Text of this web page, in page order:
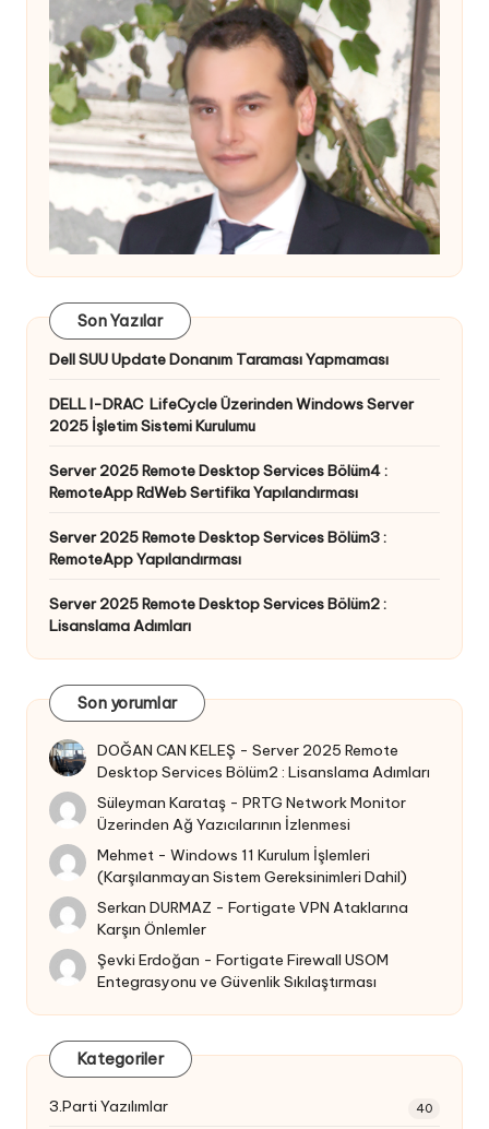
Son Yazılar
Dell SUU Update Donanım Taraması Yapmaması
DELL I-DRAC LifeCycle Üzerinden Windows Server
2025 İşletim Sistemi Kurulumu
Server 2025 Remote Desktop Services Bölüm4 :
RemoteApp RdWeb Sertifika Yapılandırması
Server 2025 Remote Desktop Services Bölüm3 :
RemoteApp Yapılandırması
Server 2025 Remote Desktop Services Bölüm2 :
Lisanslama Adımları
Son yorumlar
DOĞAN CAN KELEŞ -Server 2025 Remote
Desktop Services Bölüm2 : Lisanslama Adımları
Süleyman Karataş -PRTG Network Monitor
Üzerinden Ağ Yazıcılarının İzlenmesi
Mehmet -Windows 11 Kurulum İşlemleri
(Karşılanmayan Sistem Gereksinimleri Dahil)
Serkan DURMAZ -Fortigate VPN Ataklarına
Karşın Önlemler
Şevki Erdoğan -Fortigate Firewall USOM
Entegrasyonu ve Güvenlik Sıkılaştırması
Kategoriler
3.Parti Yazılımlar 40